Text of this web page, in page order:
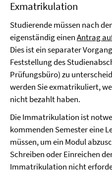
Exmatrikulation
Studierende müssen nach
eigenständig einenAntrag
Dies ist ein separater
Feststellung des
Prüfungsbüro) zu
werden Sie exmatrikuliert,
nicht bezahlt haben.
Die Immatrikulation ist
kommenden Semester eine
müssen, um ein Modul
Schreiben oder Einreichen
Immatrikulation nicht